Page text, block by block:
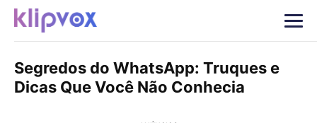
Segredos do WhatsApp: Truques e
Dicas Que Você Não Conhecia